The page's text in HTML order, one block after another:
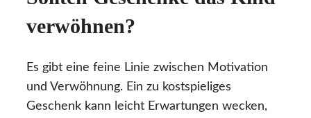
verwöhnen?
Es gibt eine feine Linie zwischen Motivation
und Verwöhnung. Ein zu kostspieliges
Geschenk kann leicht Erwartungen wecken,